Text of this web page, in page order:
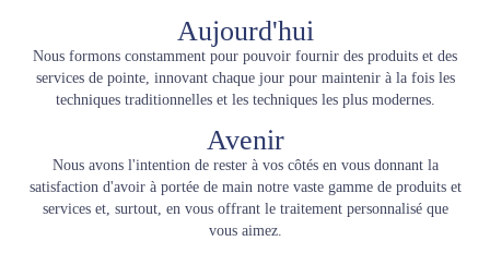
Aujourd'hui
Nous formons constamment pour pouvoir fournir des produits et des
services de pointe, innovant chaque jour pour maintenir à la fois les
techniques traditionnelles et les techniques les plus modernes.
Avenir
Nous avons l'intention de rester à vos côtés en vous donnant la
satisfaction d'avoir à portée de main notre vaste gamme de produits et
services et, surtout, en vous offrant le traitement personnalisé que
vous aimez.